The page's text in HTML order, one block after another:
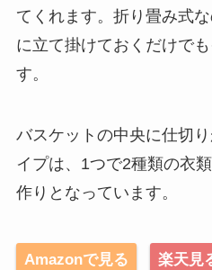
てくれます。折り畳み式
に立て掛けておくだけで
す。
バスケットの中央に仕切
イプは、1つで2種類の衣
作りとなっています。
Amazonで見る 楽天見